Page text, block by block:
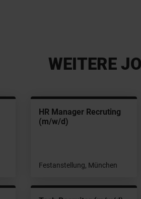
WEITERE
HR Manager Recruting
(m/w/d)
Festanstellung, München